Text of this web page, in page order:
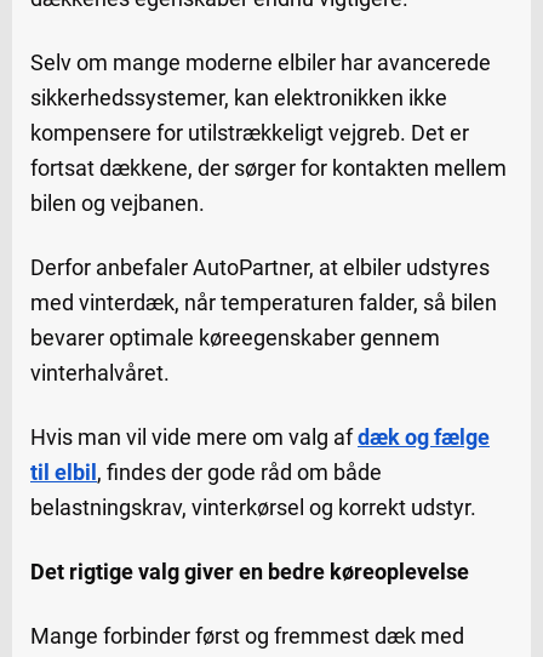
Selv om mange moderne elbiler har avancerede
sikkerhedssystemer, kan elektronikken ikke
kompensere for utilstrækkeligt vejgreb. Det er
fortsat dækkene, der sørger for kontakten mellem
bilen og vejbanen.
Derfor anbefaler AutoPartner, at elbiler udstyres
med vinterdæk, når temperaturen falder, så bilen
bevarer optimale køreegenskaber gennem
vinterhalvåret.
Hvis man vil vide mere om valg afdæk og fælge
til elbil , findes der gode råd om både
belastningskrav, vinterkørsel og korrekt udstyr.
Det rigtige valg giver en bedre køreoplevelse
Mange forbinder først og fremmest dæk med